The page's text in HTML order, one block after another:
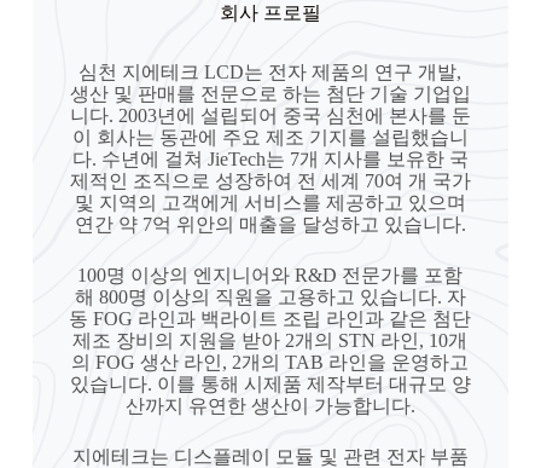
회사 프로필
심천 지에테크 LCD는 전자 제품의 연구 개발,
생산 및 판매를 전문으로 하는 첨단 기술 기업입
니다. 2003년에 설립되어 중국 심천에 본사를 둔
이 회사는 동관에 주요 제조 기지를 설립했습니
다. 수년에 걸쳐 JieTech는 7개 지사를 보유한 국
제적인 조직으로 성장하여 전 세계 70여 개 국가
및 지역의 고객에게 서비스를 제공하고 있으며
연간 약 7억 위안의 매출을 달성하고 있습니다.
100명 이상의 엔지니어와 R&D 전문가를 포함
해 800명 이상의 직원을 고용하고 있습니다. 자
동 FOG 라인과 백라이트 조립 라인과 같은 첨단
제조 장비의 지원을 받아 2개의 STN 라인, 10개
의 FOG 생산 라인, 2개의 TAB 라인을 운영하고
있습니다. 이를 통해 시제품 제작부터 대규모 양
산까지 유연한 생산이 가능합니다.
지에테크는 디스플레이 모듈 및 관련 전자 부품